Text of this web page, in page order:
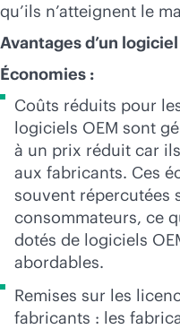
qu’ils n’atteignent le
Avantages d’un
Économies :
Coûts réduits pour
logiciels OEM sont
à un prix réduit car
aux fabricants. Ces
souvent répercutées
consommateurs, ce
dotés de logiciels
abordables.
Remises sur les
fabricants : les